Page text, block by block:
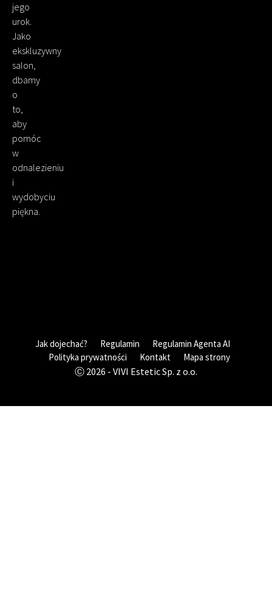
jego
urok.
Jako
ekskluzywny
salon,
dbamy
o
to,
aby
pomóc
w
odnalezieniu
i
wydobyciu
piękna.
Jak dojechać? Regulamin
Regulamin Agenta AI
Polityka prywatności
Kontakt Mapa strony
Ⓒ 2026 - VIVI Estetic Sp. z o.o.